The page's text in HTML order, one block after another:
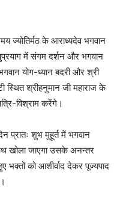
ज्योतिर्मठ के आराध्यदेव भगवान
में संगम दर्शन और भगवान
योग-ध्यान बदरी और श्री
श्रीहनुमान जी महाराज के
विश्राम करेंगे।
प्रातः शुभ मुहूर्त में भगवान
खोला जाएगा उसके अनन्तर
को आशीर्वाद देकर पूज्यपाद